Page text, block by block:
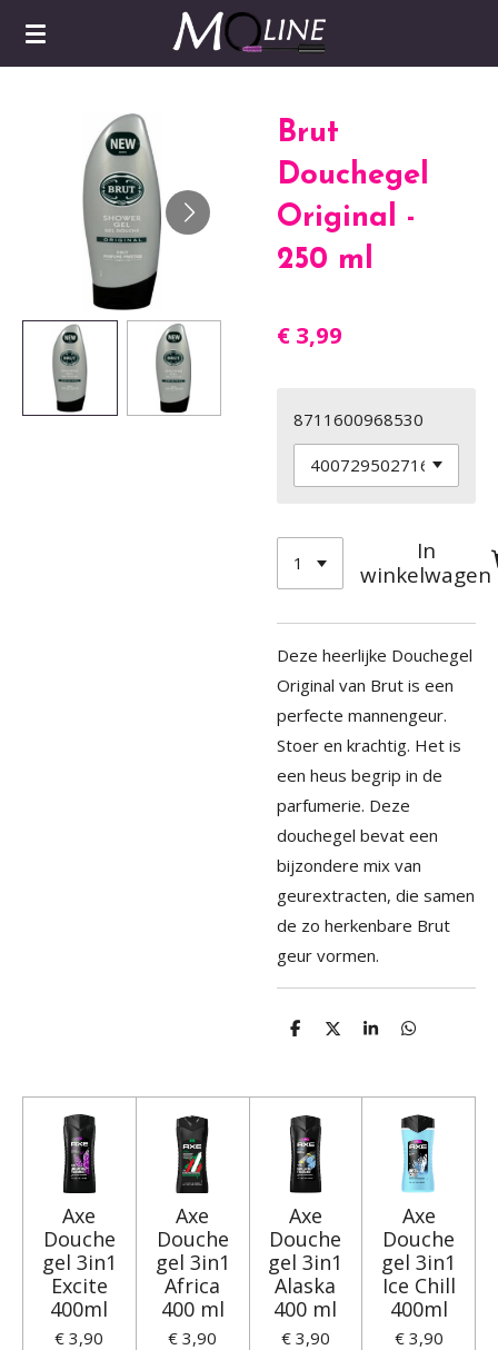
Ga
hoofdinhoud
Brut
Douchegel
Original -
250 ml
€ 3,99
8711600968530
In
winkelwagen
Deze heerlijke Douchegel
Original van Brut is een
perfecte mannengeur.
Stoer en krachtig. Het is
een heus begrip in de
parfumerie. Deze
douchegel bevat een
bijzondere mix van
geurextracten, die samen
de zo herkenbare Brut
geur vormen.
D
n
D
S
e
D
n
Axe
Douche
gel 3in1
Excite
400ml
€ 3,90
Axe
Douche
gel 3in1
Africa
400 ml
€ 3,90
Axe
Douche
gel 3in1
Alaska
400 ml
€ 3,90
Axe
Douche
gel 3in1
Ice Chill
400ml
€ 3,90